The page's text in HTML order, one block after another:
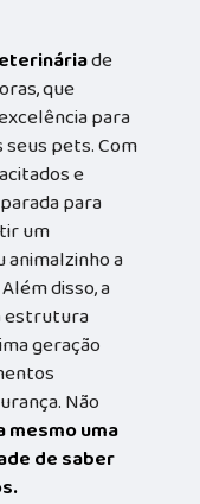
de
que
para
pets. Com
e
para
um
a
disso, a
estrutura
geração
Não
uma
de saber